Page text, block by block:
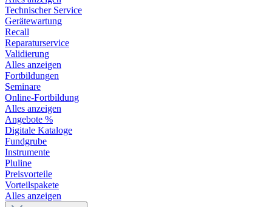
Technischer Service
Gerätewartung
Recall
Reparaturservice
Validierung
Alles anzeigen
Fortbildungen
Seminare
Online-Fortbildung
Alles anzeigen
Angebote %
Digitale Kataloge
Fundgrube
Instrumente
Pluline
Preisvorteile
Vorteilspakete
Alles anzeigen